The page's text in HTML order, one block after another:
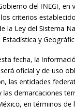
del INEGI, en
criterios
la Ley del Sistema
y
fecha, la
oficial y de uso
las entidades
las demarcaciones
en términos de